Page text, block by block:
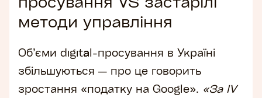
методи управління
Об’єми digital-просування в Україні
збільшуються — про це говорить
зростання «податку на Google». «За ІV